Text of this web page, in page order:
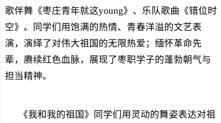
歌伴舞《枣庄青年就这young》、乐队歌曲《错位时
空》。同学们用饱满的热情、青春洋溢的文艺表
演，演绎了对伟大祖国的无限热爱；缅怀革命先
辈，赓续红色血脉，展现了枣职学子的蓬勃朝气与
担当精神。
《我和我的祖国》同学们用灵动的舞姿表达对祖